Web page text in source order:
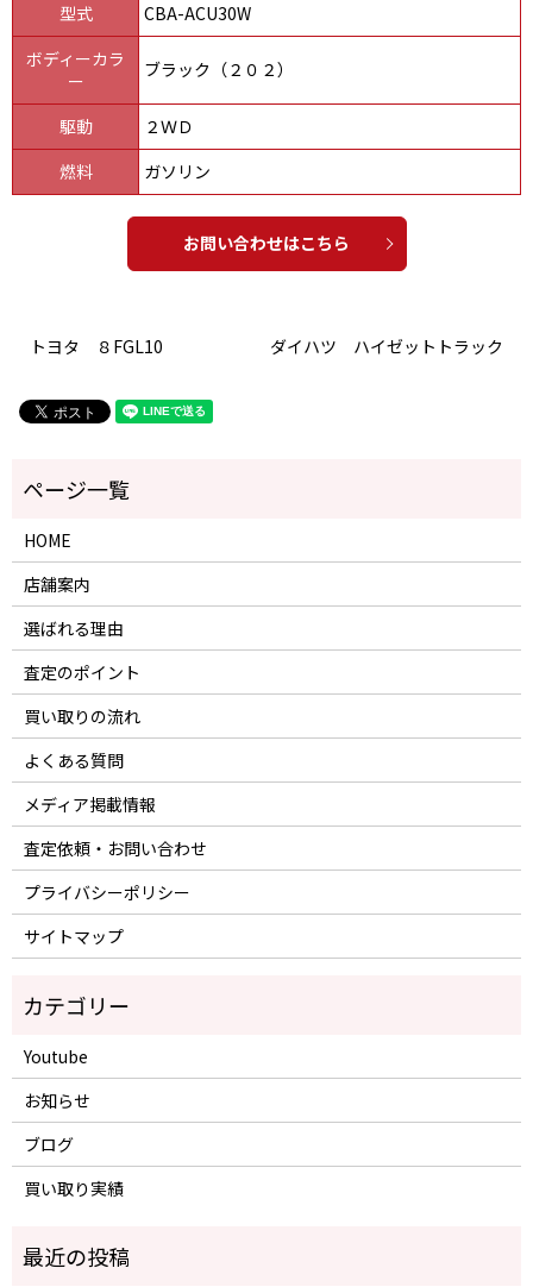
型式
CBA-ACU30W
ボディーカラ
ー
ブラック（２０２）
駆動
２ＷＤ
燃料
ガソリン
お問い合わせはこちら
トヨタ ８FGL10 ダイハツ ハイゼットトラック
HOME
店舗案内
選ばれる理由
査定のポイント
買い取りの流れ
よくある質問
メディア掲載情報
査定依頼・お問い合わせ
プライバシーポリシー
サイトマップ
Youtube
お知らせ
ブログ
買い取り実績